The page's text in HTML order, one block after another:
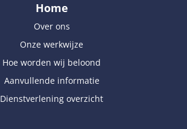
Home
Over ons
Onze werkwijze
Hoe worden wij beloond
Aanvullende informatie
Dienstverlening overzicht